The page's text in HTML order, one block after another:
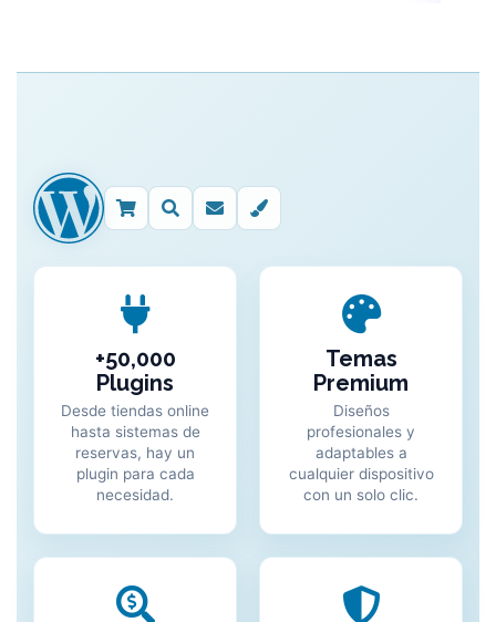
+50,000
Plugins
Desde tiendas online
hasta sistemas de
reservas, hay un
plugin para cada
necesidad.
Temas
Premium
Diseños
profesionales y
adaptables a
cualquier dispositivo
con un solo clic.